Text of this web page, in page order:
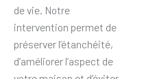
de vie. Notre
intervention permet de
préserver l’étanchéité,
d’améliorer l’aspect de